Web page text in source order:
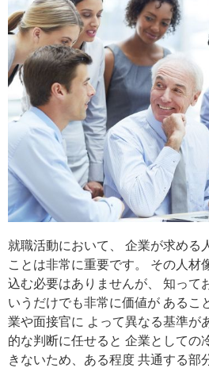
就職活動において、 企業が求める
ことは非常に重要です。 その人材
込む必要はありませんが、 知って
いうだけでも非常に価値が あるこ
業や面接官に よって異なる基準が
的な判断に任せると 企業としての
きないため、ある程度 共通する部